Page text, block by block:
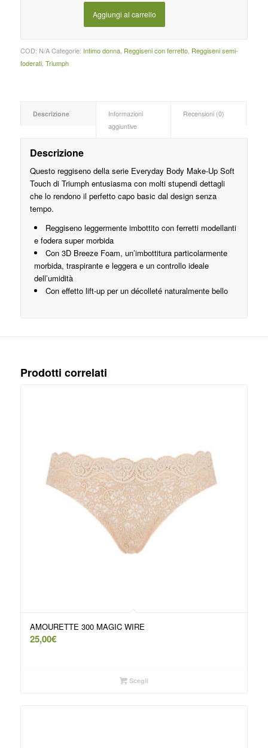
Aggiungi al carrello
COD: N/A Categorie: Intimo donna, Reggiseni con ferretto, Reggiseni semi-
foderati, Triumph
Descrizione
Informazioni
aggiuntive
Recensioni (0)
Descrizione
Questo reggiseno della serie Everyday Body Make-Up Soft
Touch di Triumph entusiasma con molti stupendi dettagli
che lo rendono il perfetto capo basic dal design senza
tempo.
Reggiseno leggermente imbottito con ferretti modellanti
e fodera super morbida
Con 3D Breeze Foam, un’imbottitura particolarmente
morbida, traspirante e leggera e un controllo ideale
dell’umidità
Con effetto lift-up per un décolleté naturalmente bello
Prodotti correlati
AMOURETTE 300 MAGIC WIRE
25,00€
Scegli